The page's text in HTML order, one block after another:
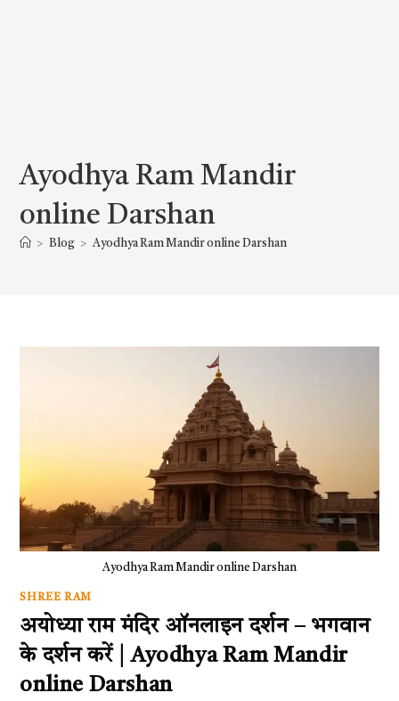
Ayodhya Ram Mandir
online Darshan
> Blog > Ayodhya Ram Mandir online Darshan
Ayodhya Ram Mandir online Darshan
SHREE RAM
अयोध्या राम मंदिर ऑनलाइन दर्शन – भगवान
के दर्शन करें | Ayodhya Ram Mandir
online Darshan